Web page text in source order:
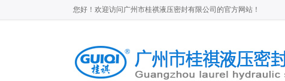
您好！欢迎访问广州市桂祺液压密封有限公司的官方网站！